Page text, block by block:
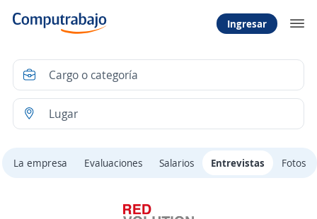
Ingresar
La empresa Evaluaciones Salarios Entrevistas Fotos